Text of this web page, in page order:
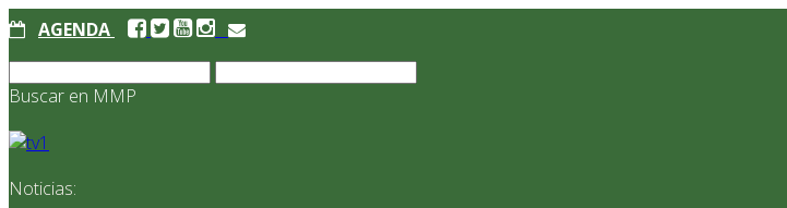
AGENDA
Buscar en MMP
Noticias: